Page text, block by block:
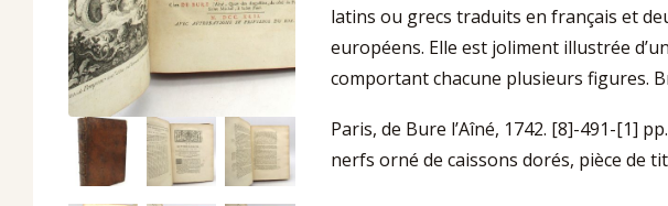
latins ou grecs traduits en français et
européens. Elle est joliment illustrée
comportant chacune plusieurs figures.
Paris, de Bure l’Aîné, 1742. [8]-491-[1]
nerfs orné de caissons dorés, pièce de